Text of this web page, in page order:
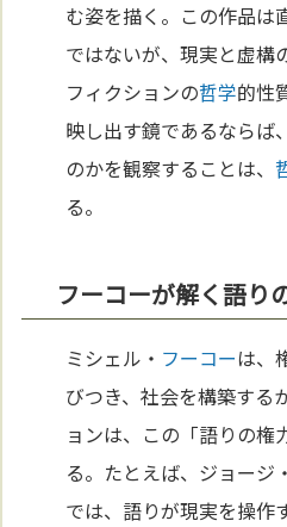
む姿を描く。この作品は
ではないが、現実と虚構
フィクションの哲学的性
映し出す鏡であるならば
のかを観察することは、
る。
フーコーが解く語り
ミシェル・ フーコーは、
びつき、社会を構築する
ョンは、この「語りの権
る。たとえば、ジョージ・
では、語りが現実を操作